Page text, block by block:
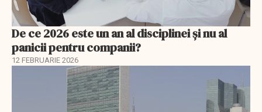
De ce 2026 este un an al disciplinei și nu al
panicii pentru companii?
12 FEBRUARIE 2026